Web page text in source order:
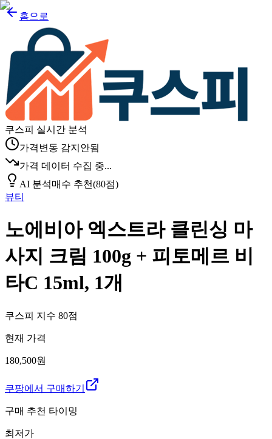
홈으로
쿠스피 실시간 분석
가격변동 감지안됨
가격 데이터 수집 중...
AI 분석매수 추천(80점)
뷰티
노에비아 엑스트라 클린싱 마
사지 크림 100g + 피토메르 비
타C 15ml, 1개
쿠스피 지수 80점
현재 가격
180,500원
쿠팡에서 구매하기
구매 추천 타이밍
최저가